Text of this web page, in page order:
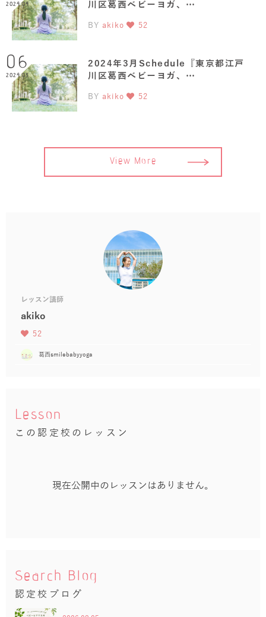
2024.04
川区葛西ベビーヨガ、…
BY akiko 52
06
2024.03
2024年3月Schedule『東京都江戸
川区葛西ベビーヨガ、…
BY akiko 52
View More
レッスン講師
akiko
52
葛西smilebabyyoga
Lesson
この認定校のレッスン
現在公開中のレッスンはありません。
Search Blog
認定校ブログ